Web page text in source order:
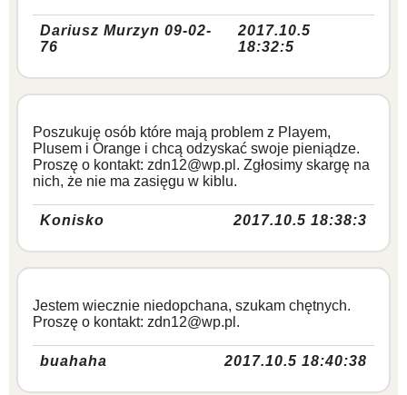
Dariusz Murzyn 09-02-
76
2017.10.5
18:32:5
Poszukuję osób które mają problem z Playem,
Plusem i Orange i chcą odzyskać swoje pieniądze.
Proszę o kontakt: zdn12@wp.pl. Zgłosimy skargę na
nich, że nie ma zasięgu w kiblu.
Konisko 2017.10.5 18:38:3
Jestem wiecznie niedopchana, szukam chętnych.
Proszę o kontakt: zdn12@wp.pl.
buahaha 2017.10.5 18:40:38